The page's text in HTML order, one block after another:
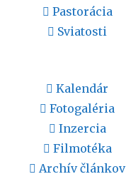
Pastorácia
Sviatosti
Kalendár
Fotogaléria
Inzercia
Filmotéka
Archív článkov